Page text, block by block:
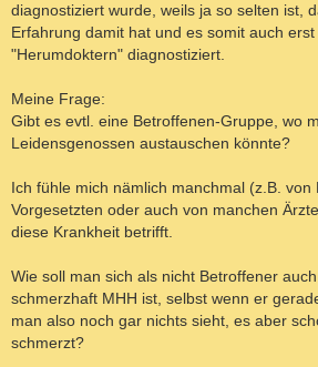
diagnostiziert wurde, weils ja so selten ist,
Erfahrung damit hat und es somit auch
"Herumdoktern" diagnostiziert.
Meine Frage:
Gibt es evtl. eine Betroffenen-Gruppe, wo
Leidensgenossen austauschen könnte?
Ich fühle mich nämlich manchmal (z.B. von
Vorgesetzten oder auch von manchen
diese Krankheit betrifft.
Wie soll man sich als nicht Betroffener
schmerzhaft MHH ist, selbst wenn er
man also noch gar nichts sieht, es aber
schmerzt?